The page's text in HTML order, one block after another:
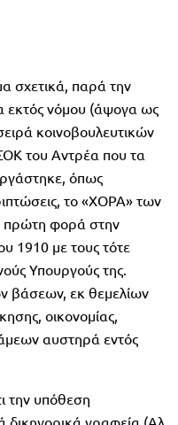
σχετικά, παρά την
εκτός νόμου (άψογα ως
κοινοβουλευτικών
του Αντρέα που τα
όπως
το «ΧΟΡΑ» των
πρώτη φορά στην
1910 με τους τότε
Υπουργούς της.
βάσεων, εκ θεμελίων
οικονομίας,
αυστηρά εντός
την υπόθεση
γραφεία (Αλ.